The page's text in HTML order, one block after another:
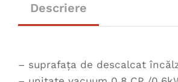
Descriere
– suprafaţa de descalcat